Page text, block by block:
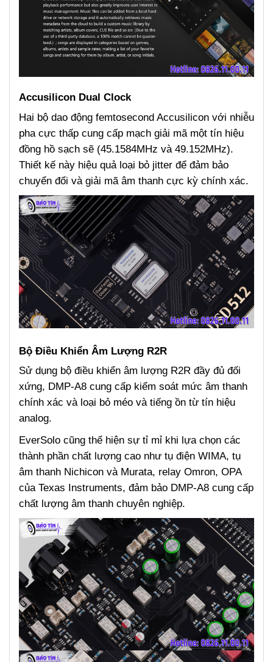
Accusilicon Dual Clock
Hai bộ dao động femtosecond Accusilicon với nhiễu
pha cực thấp cung cấp mạch giải mã một tín hiệu
đồng hồ sạch sẽ (45.1584MHz và 49.152MHz).
Thiết kế này hiệu quả loại bỏ jitter để đảm bảo
chuyển đổi và giải mã âm thanh cực kỳ chính xác.
Bộ Điều Khiển Âm Lượng R2R
Sử dụng bộ điều khiển âm lượng R2R đầy đủ đối
xứng, DMP-A8 cung cấp kiểm soát mức âm thanh
chính xác và loại bỏ méo và tiếng ồn từ tín hiệu
analog.
EverSolo cũng thể hiện sự tỉ mỉ khi lựa chọn các
thành phần chất lượng cao như tụ điện WIMA, tụ
âm thanh Nichicon và Murata, relay Omron, OPA
của Texas Instruments, đảm bảo DMP-A8 cung cấp
chất lượng âm thanh chuyên nghiệp.